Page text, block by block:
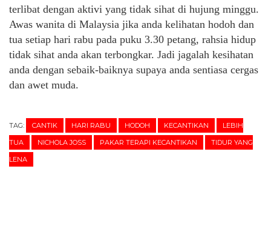
terlibat dengan aktivi yang tidak sihat di hujung minggu.
Awas wanita di Malaysia jika anda kelihatan hodoh dan
tua setiap hari rabu pada puku 3.30 petang, rahsia hidup
tidak sihat anda akan terbongkar. Jadi jagalah kesihatan
anda dengan sebaik-baiknya supaya anda sentiasa cergas
dan awet muda.
TAG: CANTIK HARI RABU HODOH KECANTIKAN
LEBIH
TUA
NICHOLA JOSS PAKAR TERAPI KECANTIKAN
TIDUR YANG
LENA